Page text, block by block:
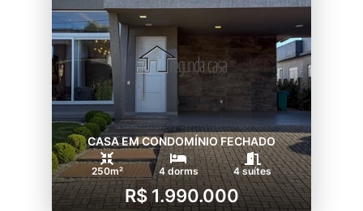
CASA EM CONDOMÍNIO FECHADO
250m² 4 dorms 4 suítes
R$ 1.990.000